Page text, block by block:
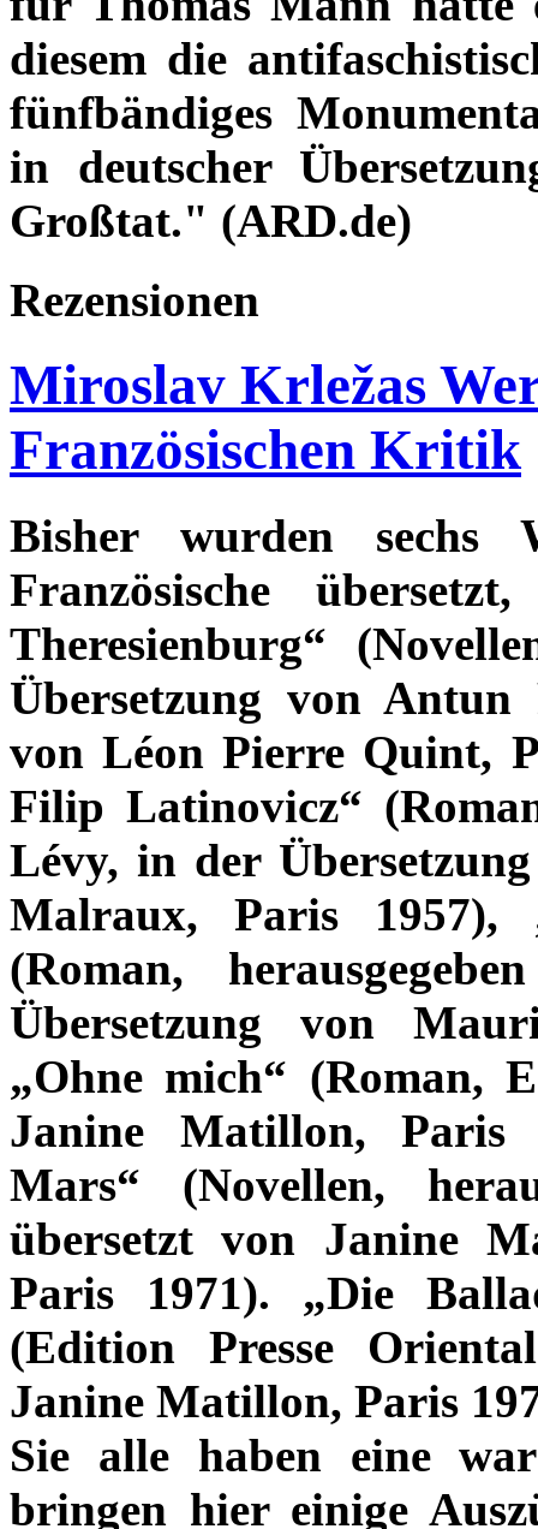
diesem die
fünfbändiges
in deutscher
Großtat." (ARD.de)
Rezensionen
Miroslav Krležas
Französischen Kritik
Bisher wurden sechs
Französische
Theresienburg“
Übersetzung von
von Léon Pierre Quint,
Filip Latinovicz“
Lévy, in der
Malraux, Paris 1957),
(Roman,
Übersetzung von
„Ohne mich“ (Roman,
Janine Matillon, Paris
Mars“ (Novellen,
übersetzt von Janine
Paris 1971). „Die
(Edition Presse
Janine Matillon, Paris
Sie alle haben eine
bringen hier einige